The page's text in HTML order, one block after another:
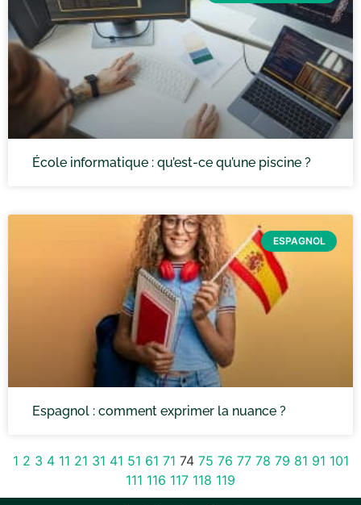
École informatique : qu’est-ce qu’une piscine ?
ESPAGNOL
Espagnol : comment exprimer la nuance ?
1 2 3 4 11 21 31 41 51 61 71 74 75 76 77 78 79 81 91 101
111 116 117 118 119